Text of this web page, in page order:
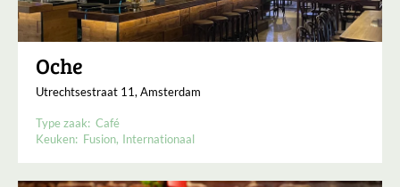
Oche
Utrechtsestraat 11, Amsterdam
Type zaak: Café
Keuken: Fusion Internationaal